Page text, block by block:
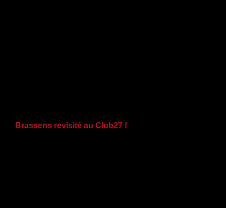
Brassens revisité au Club27 !